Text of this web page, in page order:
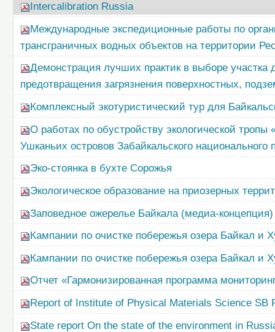
Intercalibration Russia
Международные экспедиционные работы по
трансграничных водных объектов на территории
Демонстрация лучших практик в выборе
предотвращения загрязнения поверхностных,
Комплексный экотуристический тур для
О работах по обустройству экологической
Ушканьих островов Забайкальского национального
Эко-стоянка в бухте Сорожья
Экологическое образование на приозерных
Заповедное ожерелье Байкала (медиа-концепция)
Кампании по очистке побережья озера Байкал и
Кампании по очистке побережья озера Байкал и
Отчет «Гармонизированная программа
Report of Institute of Physical Materials Science SB
State report On the state of the environment in